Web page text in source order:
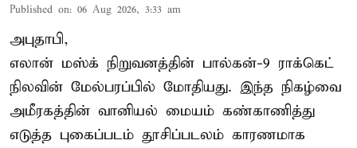
Published on: 06 Aug 2026, 3:33 am
அபுதாபி,
எலான் மஸ்க் நிறுவனத்தின் பால்கன்-9 ராக்கெட்
நிலவின் மேல்பரப்பில் மோதியது. இந்த நிகழ்வை
அமீரகத்தின் வானியல் மையம் கண்காணித்து
எடுத்த புகைப்படம் தூசிப்படலம் காரணமாக